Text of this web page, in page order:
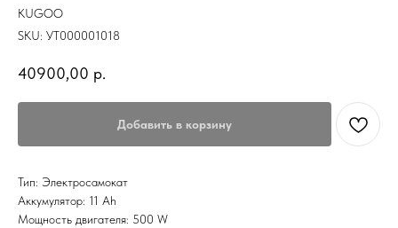
KUGOO
SKU: УТ000001018
40900,00 р.
Добавить в корзину
Тип: Электросамокат
Аккумулятор: 11 Ah
Мощность двигателя: 500 W